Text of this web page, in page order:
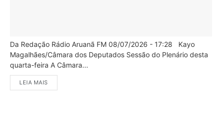
Da Redação Rádio Aruanã FM 08/07/2026 - 17:28 Kayo
Magalhães/Câmara dos Deputados Sessão do Plenário desta
quarta-feira A Câmara...
LEIA MAIS